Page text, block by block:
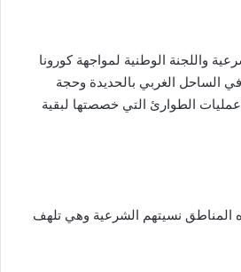
وزارة الصحة بالحكومة الشرعية واللجنة الوطنية لمواجهة ‎كورونا
الساحل الغربي بالحديدة وحجة
الطوارئ التي خصصتها لبقية
المناطق نسيتهم الشرعية وهي تلهف